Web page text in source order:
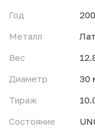
Год
Металл
Вес
Диаметр
30
Тираж
Состояние